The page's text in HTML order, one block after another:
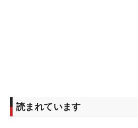
読まれています